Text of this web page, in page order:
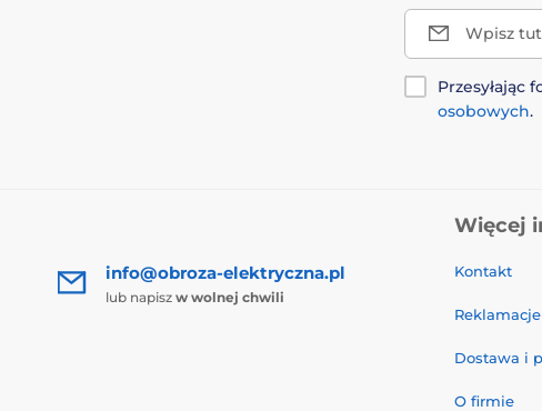
Wpisz
Przesyłając
osobowych.
info@obroza-elektryczna.pl
lub napisz w wolnej chwili
Więcej
Kontakt
Reklamacje
Dostawa i
O firmie